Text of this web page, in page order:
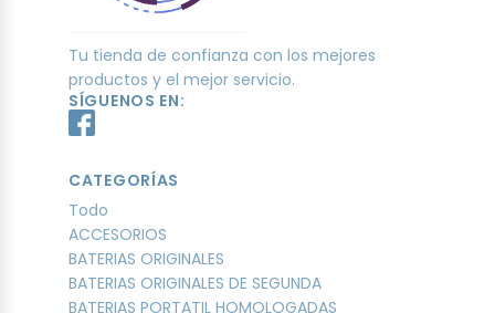
Tu tienda de confianza con los mejores
productos y el mejor servicio.
SÍGUENOS EN:
CATEGORÍAS
Todo
ACCESORIOS
BATERIAS ORIGINALES
BATERIAS ORIGINALES DE SEGUNDA
BATERIAS PORTATIL HOMOLOGADAS